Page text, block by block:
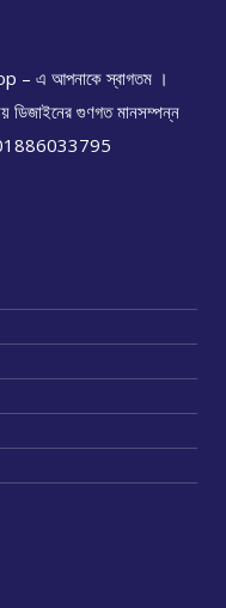
– এ আপনাকে স্বাগতম ।
গুণগত মানসম্পন্ন
01886033795